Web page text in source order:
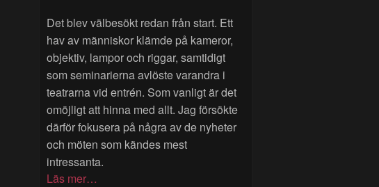
Det blev välbesökt redan från start. Ett
hav av människor klämde på kameror,
objektiv, lampor och riggar, samtidigt
som seminarierna avlöste varandra i
teatrarna vid entrén. Som vanligt är det
omöjligt att hinna med allt. Jag försökte
därför fokusera på några av de nyheter
och möten som kändes mest
intressanta.
Läs mer…